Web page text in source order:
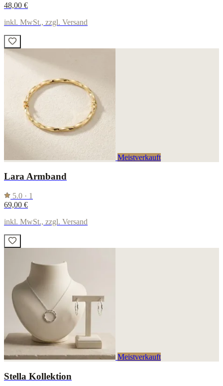
48,00 €
inkl. MwSt., zzgl. Versand
Meistverkauft
Lara Armband
5.0 · 1
69,00 €
inkl. MwSt., zzgl. Versand
Meistverkauft
Stella Kollektion